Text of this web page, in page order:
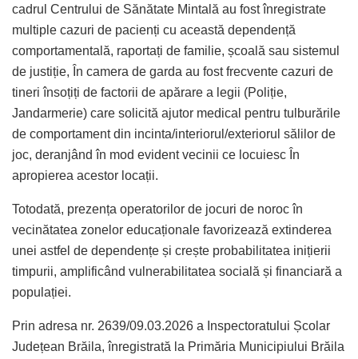
cadrul Centrului de Sănătate Mintală au fost înregistrate
multiple cazuri de pacienți cu această dependență
comportamentală, raportați de familie, școală sau sistemul
de justiție, În camera de garda au fost frecvente cazuri de
tineri însoțiți de factorii de apărare a legii (Poliție,
Jandarmerie) care solicită ajutor medical pentru tulburările
de comportament din incinta/interiorul/exteriorul sălilor de
joc, deranjând în mod evident vecinii ce locuiesc În
apropierea acestor locații.
Totodată, prezența operatorilor de jocuri de noroc în
vecinătatea zonelor educaționale favorizează extinderea
unei astfel de dependențe și crește probabilitatea inițierii
timpurii, amplificând vulnerabilitatea socială și financiară a
populației.
Prin adresa nr. 2639/09.03.2026 a Inspectoratului Școlar
Județean Brăila, înregistrată la Primăria Municipiului Brăila